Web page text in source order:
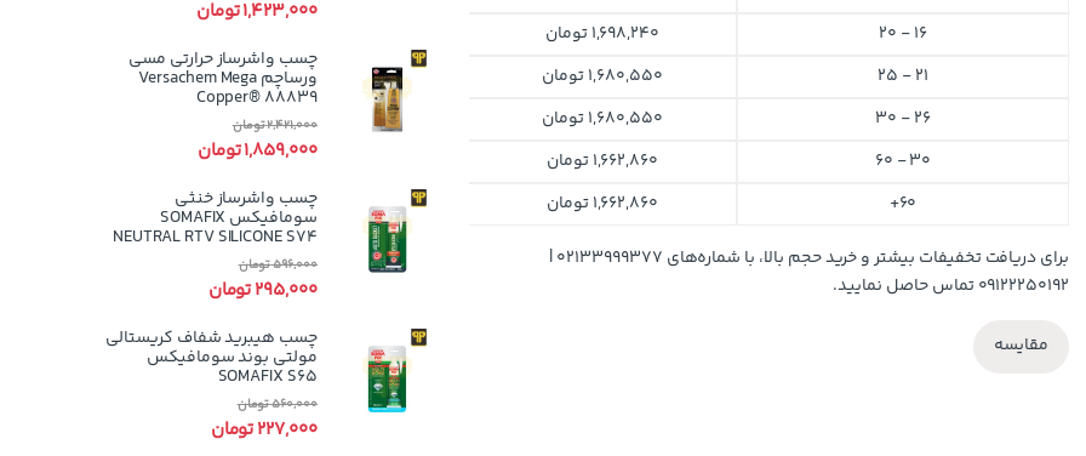
16 - 20
1,698,240تومان
21 - 25
1,680,550تومان
26 - 30
1,680,550تومان
30 - 60
1,662,860تومان
60+
1,662,860تومان
برای دریافت تخفیفات بیشتر و خرید حجم بالا، با شماره‌های ۰۲۱۳۳۹۹۹۳۷۷ |
۰۹۱۲۲۲۵۰۱۹۲ تماس حاصل نمایید.
مقایسه
1,423,000تومان
چسب واشرساز حرارتی مسی
ورساچم Versachem Mega
Copper® 88839
1,859,000تومان
2,421,000تومان
چسب واشرساز خنثی
سومافیکس SOMAFIX
NEUTRAL RTV SILICONE S74
295,000تومان
596,000تومان
چسب هیبرید شفاف کریستالی
مولتی بوند سومافیکس
SOMAFIX S65
227,000تومان
560,000تومان